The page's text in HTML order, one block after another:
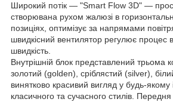
Широкий потік — "Smart Flow 3D" —
створювана рухом жалюзі в
позиціях, оптимізує за напрямами
швидкісний вентилятор регулює процес
швидкість.
Внутрішній блок представлений трьома
золотий (golden), сріблястий (silver),
винятково красивий вигляд у будь-якому
класичного та сучасного стилів.